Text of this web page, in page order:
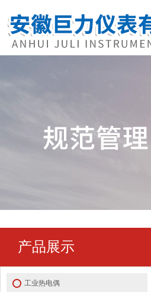
产品展示
工业热电偶